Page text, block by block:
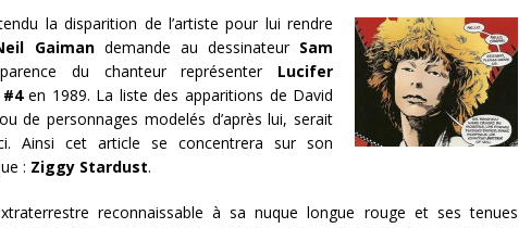
la disparition de l’artiste pour lui rendre
Gaimandemande au dessinateur Sam
du chanteur représenter Lucifer
#4en 1989. La liste des apparitions de David
de personnages modelés d’après lui, serait
Ainsi cet article se concentrera sur son
: Ziggy Stardust.
reconnaissable à sa nuque longue rouge et ses tenues